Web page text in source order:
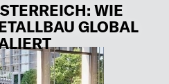
WIE
GLOBAL